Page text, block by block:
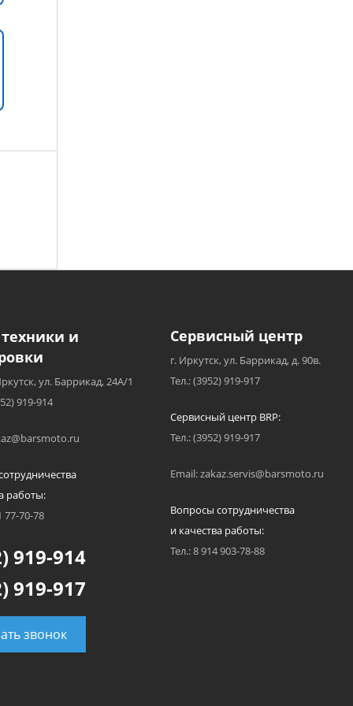
и
ул. Баррикад, 24А/1
919-914
работы:
77-70-78
919-914
919-917
звонок
Сервисный центр
г. Иркутск, ул. Баррикад, д. 90в.
Тел.: (3952) 919-917
Сервисный центр BRP:
Тел.: (3952) 919-917
Email: zakaz.servis@barsmoto.ru
Вопросы сотрудничества
и качества работы:
Тел.: 8 914 903-78-88